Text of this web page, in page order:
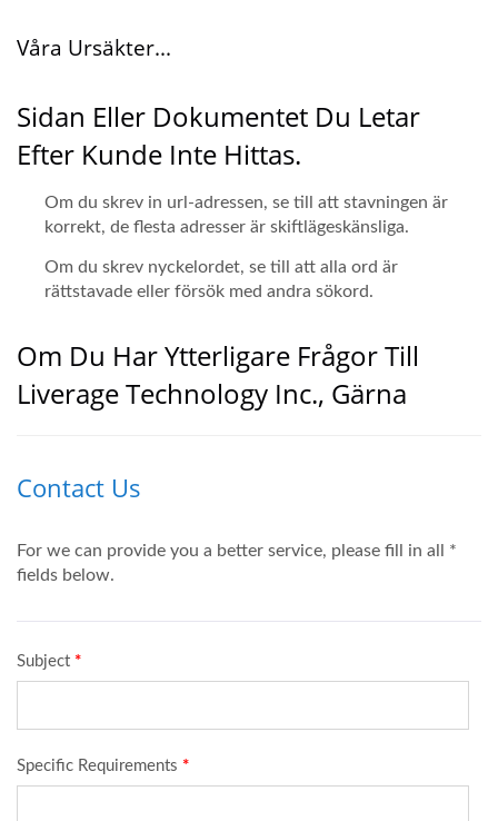
Våra Ursäkter...
Sidan Eller Dokumentet Du Letar
Efter Kunde Inte Hittas.
Om du skrev in url-adressen, se till att stavningen är
korrekt, de flesta adresser är skiftlägeskänsliga.
Om du skrev nyckelordet, se till att alla ord är
rättstavade eller försök med andra sökord.
Om Du Har Ytterligare Frågor Till
Liverage Technology Inc., Gärna